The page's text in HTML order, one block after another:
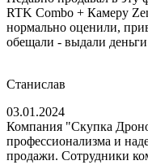
RTK Combo + Камеру
нормально оценили,
обещали - выдали
Станислав
03.01.2024
Компания "Скупка
профессионализма и
продажи. Сотрудники